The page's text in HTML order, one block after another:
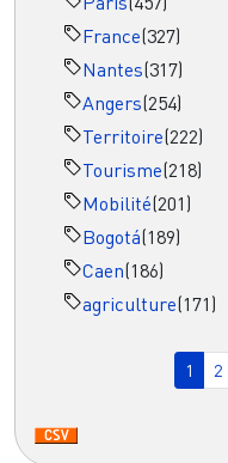
France(327)
Nantes(317)
Angers(254)
Territoire(222)
Tourisme(218)
Mobilité(201)
Bogotá(189)
Caen(186)
agriculture(171)
Page
1 2